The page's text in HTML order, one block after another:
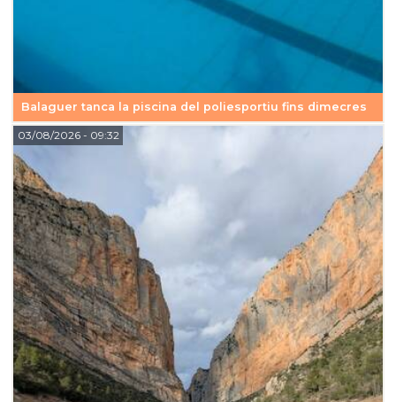
Balaguer tanca la piscina del poliesportiu fins dimecres
03/08/2026- 09:32